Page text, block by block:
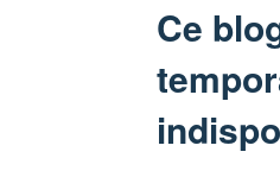
Ce